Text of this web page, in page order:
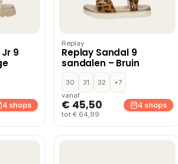
9
4 shops
Replay
Replay Sandal 9
sandalen – Bruin
30 31 32
+7
vanaf
€ 45,50
tot € 64,99
4 shops